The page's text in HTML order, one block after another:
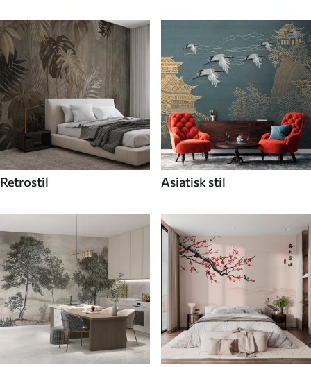
Retrostil Asiatisk stil